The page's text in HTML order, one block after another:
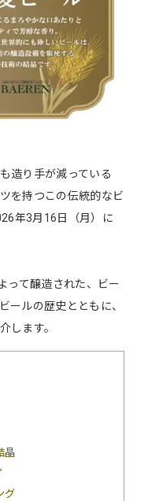
造り手が減っている
を持つこの伝統的なビ
年3月16日（月）に
って醸造された、ビー
ールの歴史とともに、
します。
晶
グ